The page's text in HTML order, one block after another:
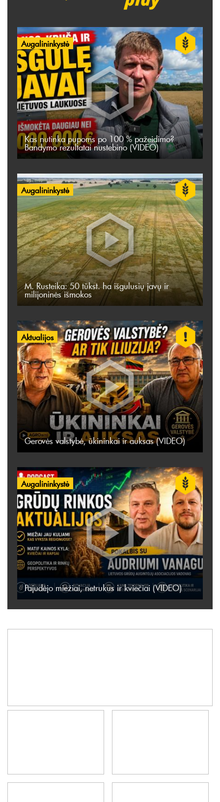
Augalininkystė
Kas nutinka pupoms po 100 % pažeidimo?
Bandymo rezultatai nustebino (VIDEO)
Augalininkystė
M. Rusteika: 50 tūkst. ha išgulusių javų ir
milijoninės išmokos
Aktualijos
Gerovės valstybė, ūkininkai ir auksas (VIDEO)
Augalininkystė
Pajudėjo miežiai, netrukus ir kviečiai (VIDEO)